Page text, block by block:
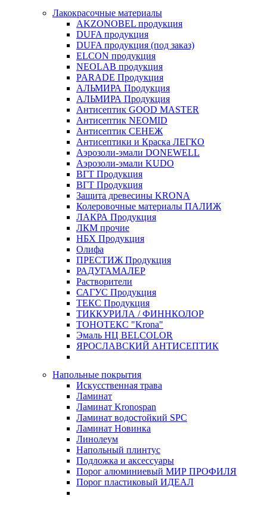
Лакокрасочные материалы
AKZONOBEL продукция
DUFA продукция
DUFA продукция (под заказ)
ELCON продукция
NEOLAB продукция
PARADE Продукция
АЛЬМИРА Продукция
АЛЬМИРА Продукция
Антисептик GOOD MASTER
Антисептик NEOMID
Антисептик СЕНЕЖ
Антисептики и Краска ЛЕГКО
Аэрозоли-эмали DONEWELL
Аэрозоли-эмали KUDO
ВГТ Продукция
ВГТ Продукция
Защита древесины KRONA
Колеровочные материалы ПАЛИЖ
ЛАКРА Продукция
ЛКМ прочие
НБХ Продукция
Олифа
ПРЕСТИЖ Продукция
РАДУГАМАЛЕР
Растворители
САГУС Продукция
ТЕКС Продукция
ТИККУРИЛА / ФИННКОЛОР
ТОНОТЕКС "Krona"
Эмаль НЦ BELCOLOR
ЯРОСЛАВСКИЙ АНТИСЕПТИК
Напольные покрытия
Искусственная трава
Ламинат
Ламинат Kronospan
Ламинат водостойкий SPC
Ламинат Новинка
Линолеум
Напольный плинтус
Подложка и аксессуары
Порог алюминиевый МИР ПРОФИЛЯ
Порог пластиковый ИДЕАЛ